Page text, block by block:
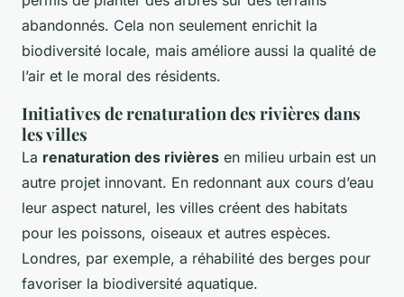
abandonnés. Cela non seulement enrichit la
biodiversité locale, mais améliore aussi la qualité de
l’air et le moral des résidents.
Initiatives de renaturation des rivières dans
les villes
La renaturation des rivières en milieu urbain est un
autre projet innovant. En redonnant aux cours d’eau
leur aspect naturel, les villes créent des habitats
pour les poissons, oiseaux et autres espèces.
Londres, par exemple, a réhabilité des berges pour
favoriser la biodiversité aquatique.